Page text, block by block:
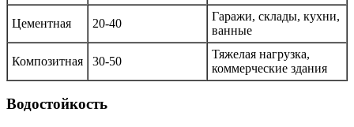
Цементная 20-40
Гаражи, склады, кухни,
ванные
Композитная 30-50
Тяжелая нагрузка,
коммерческие здания
Водостойкость